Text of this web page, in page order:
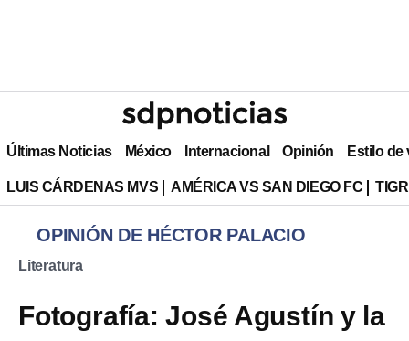
Últimas Noticias México Internacional Opinión Estilo de
LUIS CÁRDENAS MVS AMÉRICA VS SAN DIEGO FC
OPINIÓN DE HÉCTOR PALACIO
Literatura
Fotografía: José Agustín y la